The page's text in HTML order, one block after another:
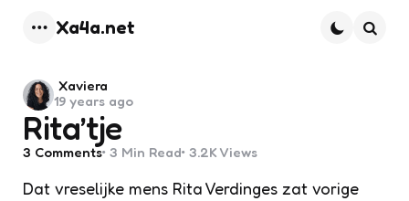
Xa4a.net
Rita’tje
Posted
by
Xaviera
19 years ago
3 Comments 3 Min Read 3.2K Views
Dat vreselijke mens Rita Verdinges zat vorige